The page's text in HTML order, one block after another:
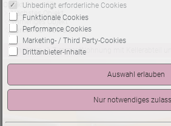
Objekt 8 von 67
Nächstes Objekt
Vorheriges Objekt
Zurück zur Übersicht
Mannheim: 1 Zimmer Wohnung mit Kellerabteil
Unbedingt erforderliche Cookies
Funktionale Cookies
Performance Cookies
Marketing- / Third Party-Cookies
Drittanbieter-Inhalte